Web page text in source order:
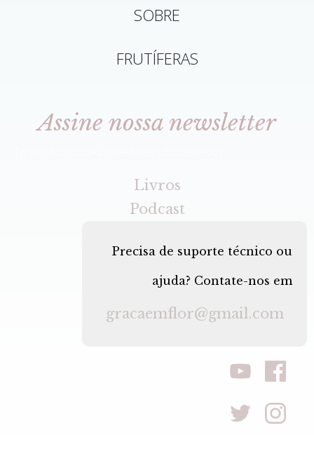
SOBRE
FRUTÍFERAS
Assine nossa newsletter
Livros
Podcast
Precisa de suporte técnico ou
ajuda? Contate-nos em
gracaemflor@gmail.com